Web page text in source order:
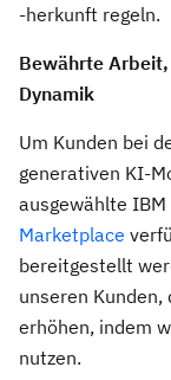
-herkunft regeln.
Bewährte
Dynamik
Um Kunden bei
generativen KI-
ausgewählte
Marketplace
bereitgestellt
unseren Kunden,
erhöhen, indem
nutzen.